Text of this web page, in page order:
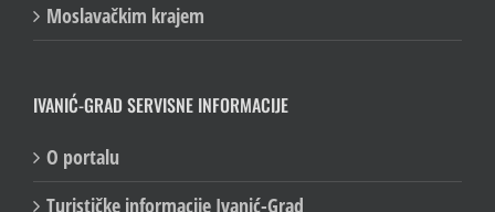
Moslavačkim krajem
IVANIĆ-GRAD SERVISNE INFORMACIJE
O portalu
Turističke informacije Ivanić-Grad